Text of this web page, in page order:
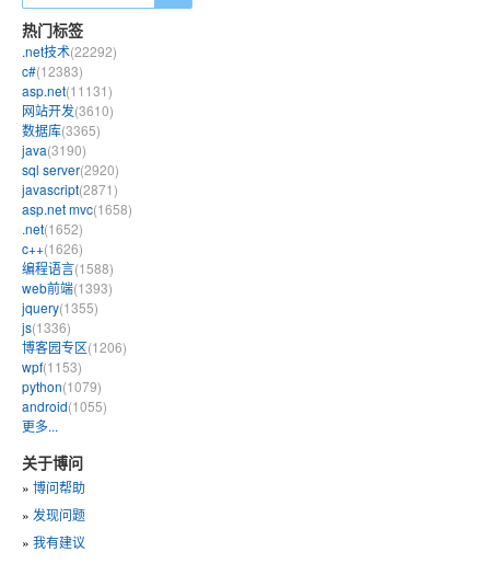
热门标签
.net技术(22292)
c#(12383)
asp.net(11131)
网站开发(3610)
数据库(3365)
java(3190)
sql server(2920)
javascript(2871)
asp.net mvc(1658)
.net(1652)
c++(1626)
编程语言(1588)
web前端(1393)
jquery(1355)
js(1336)
博客园专区(1206)
wpf(1153)
python(1079)
android(1055)
更多...
关于博问
» 博问帮助
» 发现问题
» 我有建议